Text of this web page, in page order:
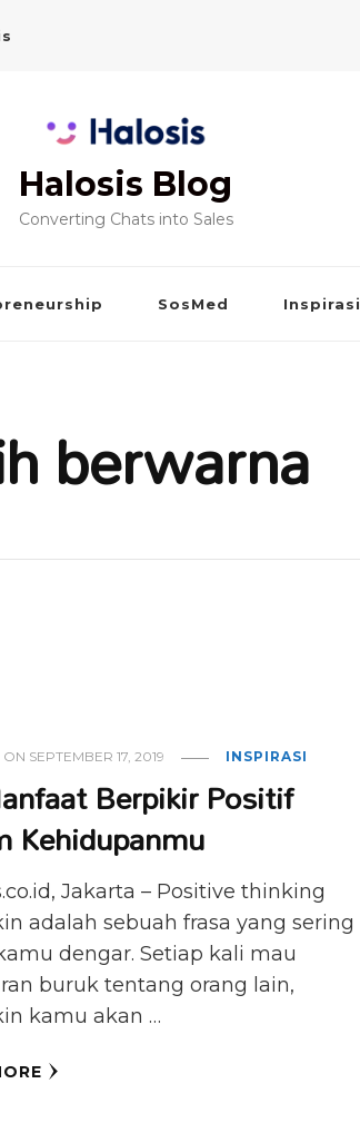
Halosis Blog
Converting Chats into Sales
SosMed Inspirasi
berwarna
ON SEPTEMBER 17, 2019 INSPIRASI
Berpikir Positif
Kehidupanmu
Jakarta – Positive thinking
adalah sebuah frasa yang sering
dengar. Setiap kali mau
buruk tentang orang lain,
kamu akan …